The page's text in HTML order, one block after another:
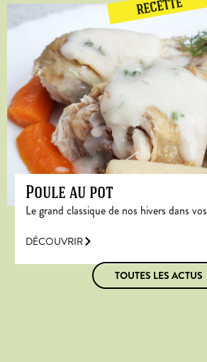
RECETTE
Poule au pot
Le grand classique de nos hivers dans vos
DÉCOUVRIR
TOUTES LES ACTUS